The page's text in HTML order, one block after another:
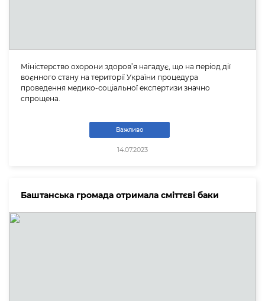
Міністерство охорони здоров’я нагадує, що на період дії
воєнного стану на території України процедура
проведення медико-соціальної експертизи значно
спрощена.
Важливо
14.07.2023
Баштанська громада отримала сміттєві баки